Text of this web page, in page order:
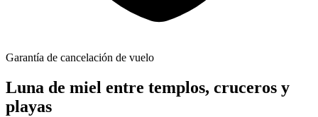
Garantía de cancelación de vuelo
Luna de miel entre templos, cruceros y
playas